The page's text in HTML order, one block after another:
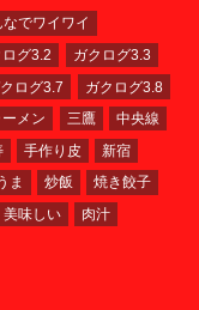
なでワイワイ
グ3.2
ガクログ3.3
ログ3.7
ガクログ3.8
ーメン 三鷹
中央線
手作り皮
新宿
ま 炒飯
焼き餃子
美味しい
肉汁